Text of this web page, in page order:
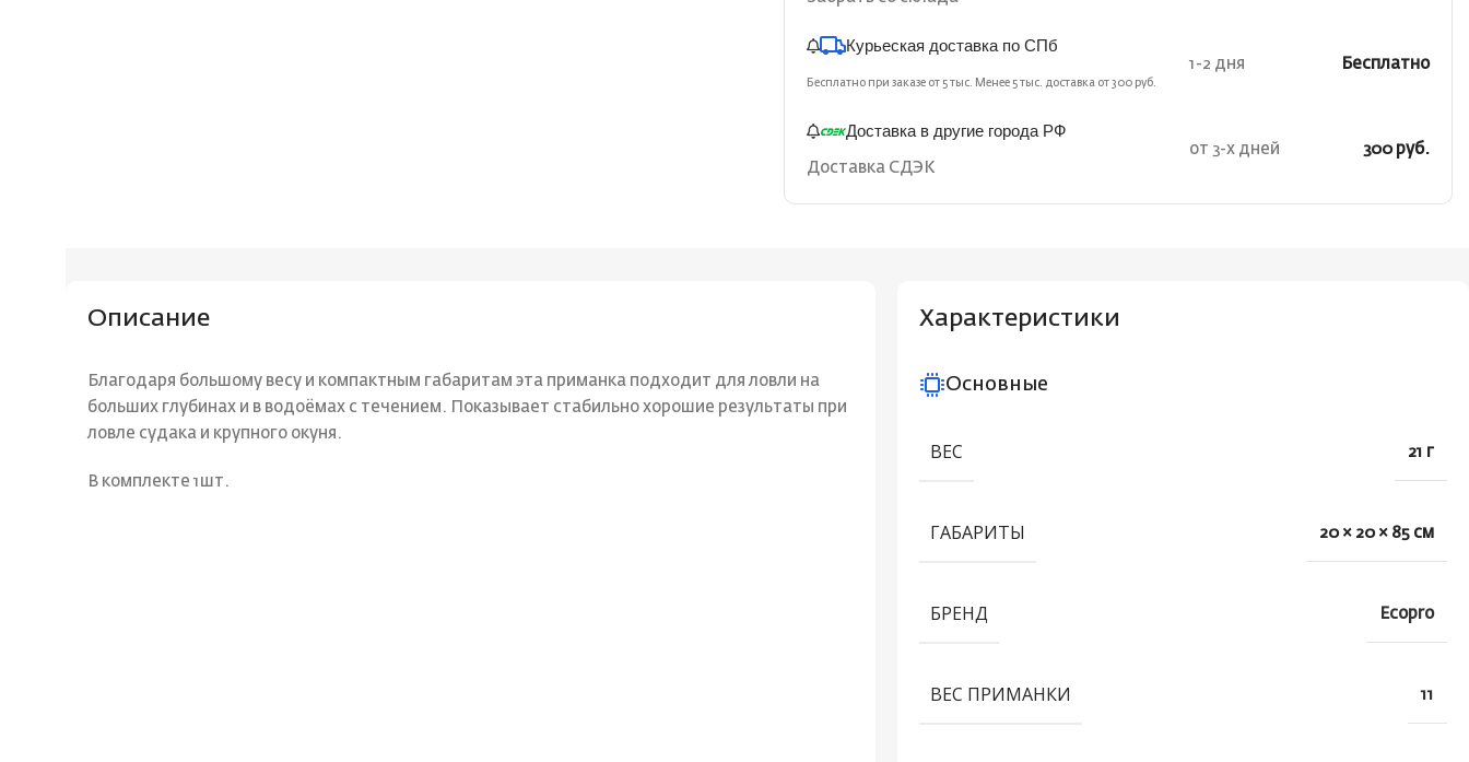
Курьеская доставка по СПб
Бесплатно при заказе от 5 тыс. Менее 5 тыс. доставка от 300 руб.
1-2 дня Бесплатно
Доставка в другие города РФ
Доставка СДЭК
от 3-х дней 300 руб.
Описание
Благодаря большому весу и компактным габаритам эта приманка подходит для ловли на
больших глубинах и в водоёмах с течением. Показывает стабильно хорошие результаты при
ловле судака и крупного окуня.
В комплекте 1шт.
Характеристики
Основные
ВЕС 21 г
ГАБАРИТЫ 20 × 20 × 85 см
БРЕНД Ecopro
ВЕС ПРИМАНКИ 11